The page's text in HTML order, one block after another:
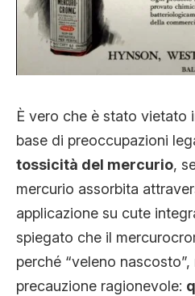
È vero che è stato vietato
base di preoccupazioni
tossicità del mercurio,
mercurio assorbita
applicazione su cute
spiegato che il
perché “veleno
precauzione ragionevole: